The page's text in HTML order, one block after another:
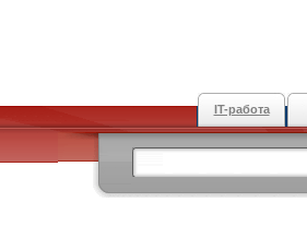
IT-работа